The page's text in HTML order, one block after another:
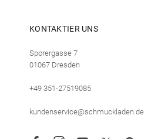
KONTAKTIER UNS
Sporergasse 7
01067 Dresden
+49 351-27519085
kundenservice@schmuckladen.de